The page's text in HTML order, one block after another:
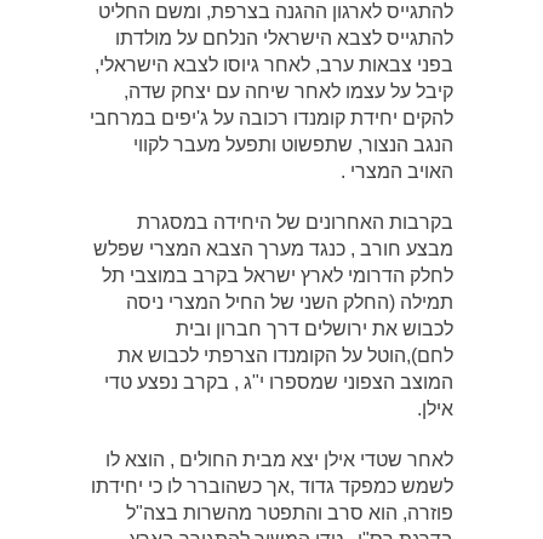
להתגייס לארגון ההגנה בצרפת, ומשם החליט
להתגייס לצבא הישראלי הנלחם על מולדתו
בפני צבאות ערב, לאחר גיוסו לצבא הישראלי,
קיבל על עצמו לאחר שיחה עם יצחק שדה,
להקים יחידת קומנדו רכובה על ג'יפים במרחבי
הנגב הנצור, שתפשוט ותפעל מעבר לקווי
האויב המצרי .
בקרבות האחרונים של היחידה במסגרת
מבצע חורב , כנגד מערך הצבא המצרי שפלש
לחלק הדרומי לארץ ישראל בקרב במוצבי תל
תמילה (החלק השני של החיל המצרי ניסה
לכבוש את ירושלים דרך חברון ובית
לחם),הוטל על הקומנדו הצרפתי לכבוש את
המוצב הצפוני שמספרו י"ג , בקרב נפצע טדי
אילן.
לאחר שטדי אילן יצא מבית החולים , הוצא לו
לשמש כמפקד גדוד ,אך כשהוברר לו כי יחידתו
פוזרה, הוא סרב והתפטר מהשרות בצה"ל